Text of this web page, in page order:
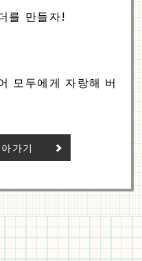
를 만들자!
모두에게 자랑해 버
가기